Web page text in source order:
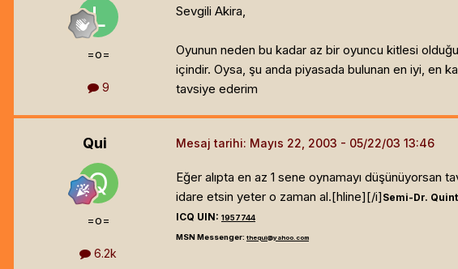
=o=
9
Sevgili Akira,
Oyunun neden bu kadar az bir oyuncu kitlesi
içindir. Oysa, şu anda piyasada bulunan en iyi, en
tavsiye ederim
Qui
=o=
6.2k
Mesaj tarihi: Mayıs 22, 2003
Eğer alıpta en az 1 sene oynamayı düşünüyorsan
idare etsin yeter o zaman al.[hline][/i] Semi-Dr.
ICQ UIN: 1957744
MSN Messenger: thequi@yahoo.com